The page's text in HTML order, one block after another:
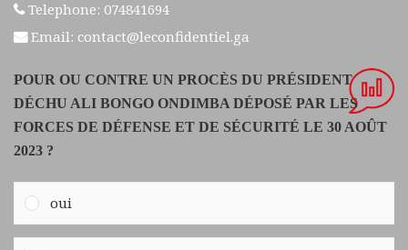
Telephone: 074841694
Email: contact@leconfidentiel.ga
POUR OU CONTRE UN PROCÈS DU PRÉSIDENT
DÉCHU ALI BONGO ONDIMBA DÉPOSÉ PAR LES
FORCES DE DÉFENSE ET DE SÉCURITÉ LE 30 AOÛT
2023 ?
oui